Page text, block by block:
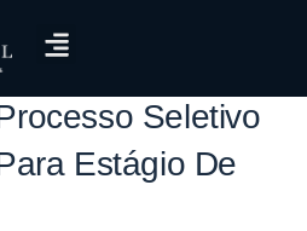
Seletivo
Seletivo
Estágio De